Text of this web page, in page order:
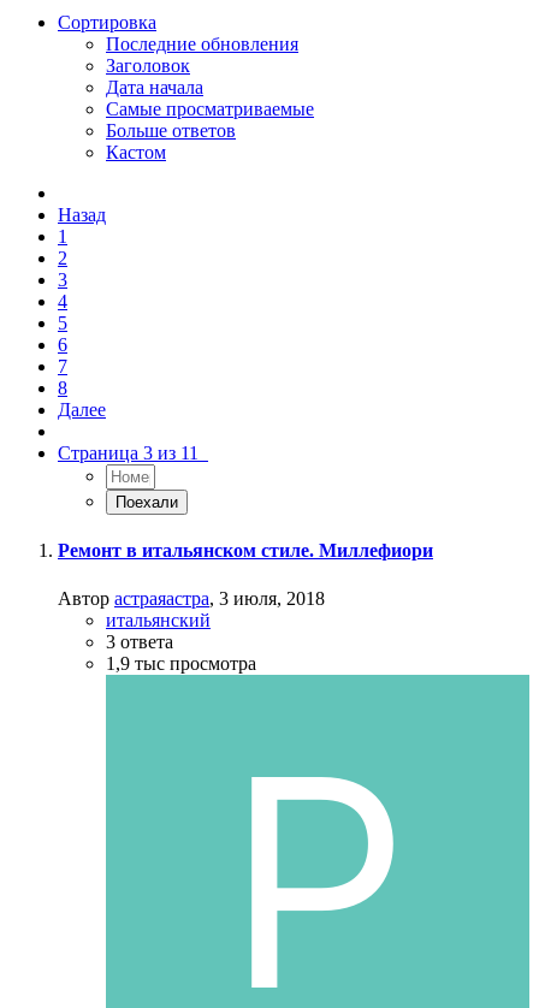
Сортировка
Последние обновления
Заголовок
Дата начала
Самые просматриваемые
Больше ответов
Кастом
Назад
1
2
3
4
5
6
7
8
Далее
Страница 3 из 11
Ремонт в итальянском стиле. Миллефиори
Автор астраяастра, 3 июля, 2018
итальянский
3 ответа
1,9 тыс просмотра